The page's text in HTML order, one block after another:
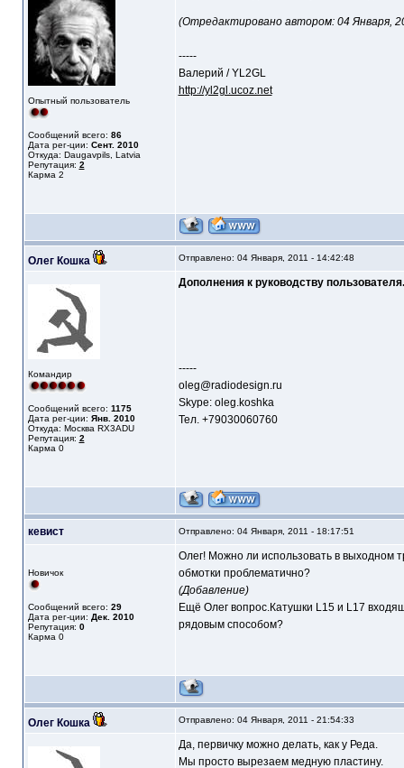
Опытный пользователь
Сообщений всего: 86
Дата рег-ции: Сент. 2010
Откуда: Daugavpils, Latvia
Репутация: 2
Карма 2
(Отредактировано автором: 04 Января,
-----
Валерий / YL2GL
http://yl2gl.ucoz.net
Олег Кошка Отправлено: 04 Января, 2011 - 14:42:48
Командир
Сообщений всего: 1175
Дата рег-ции: Янв. 2010
Откуда: Москва RX3ADU
Репутация: 2
Карма 0
Дополнения к руководству пользователя.
-----
oleg@radiodesign.ru
Skype: oleg.koshka
Тел. +79030060760
кевист Отправлено: 04 Января, 2011 - 18:17:51
Новичок
Сообщений всего: 29
Дата рег-ции: Дек. 2010
Репутация: 0
Карма 0
Олег! Можно ли использовать в выходном
обмотки проблематично?
(Добавление)
Ещё Олег вопрос.Катушки L15 и L17
рядовым способом?
Олег Кошка Отправлено: 04 Января, 2011 - 21:54:33
Да, первичку можно делать, как у Реда.
Мы просто вырезаем медную пластину.